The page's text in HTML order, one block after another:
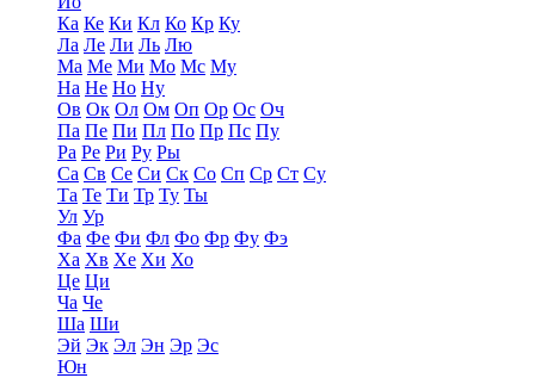
Ка Ке Ки Кл Ко Кр Ку
Ла Ле Ли Ль Лю
Ма Ме Ми Мо Мс Му
На Не Но Ну
Ов Ок Ол Ом Оп Ор Ос Оч
Па Пе Пи Пл По Пр Пс Пу
Ра Ре Ри Ру Ры
Са Св Се Си Ск Со Сп Ср Ст Су
Та Те Ти Тр Ту Ты
Ул Ур
Фа Фе Фи Фл Фо Фр Фу Фэ
Ха Хв Хе Хи Хо
Це Ци
Ча Че
Ша Ши
Эй Эк Эл Эн Эр Эс
Юн